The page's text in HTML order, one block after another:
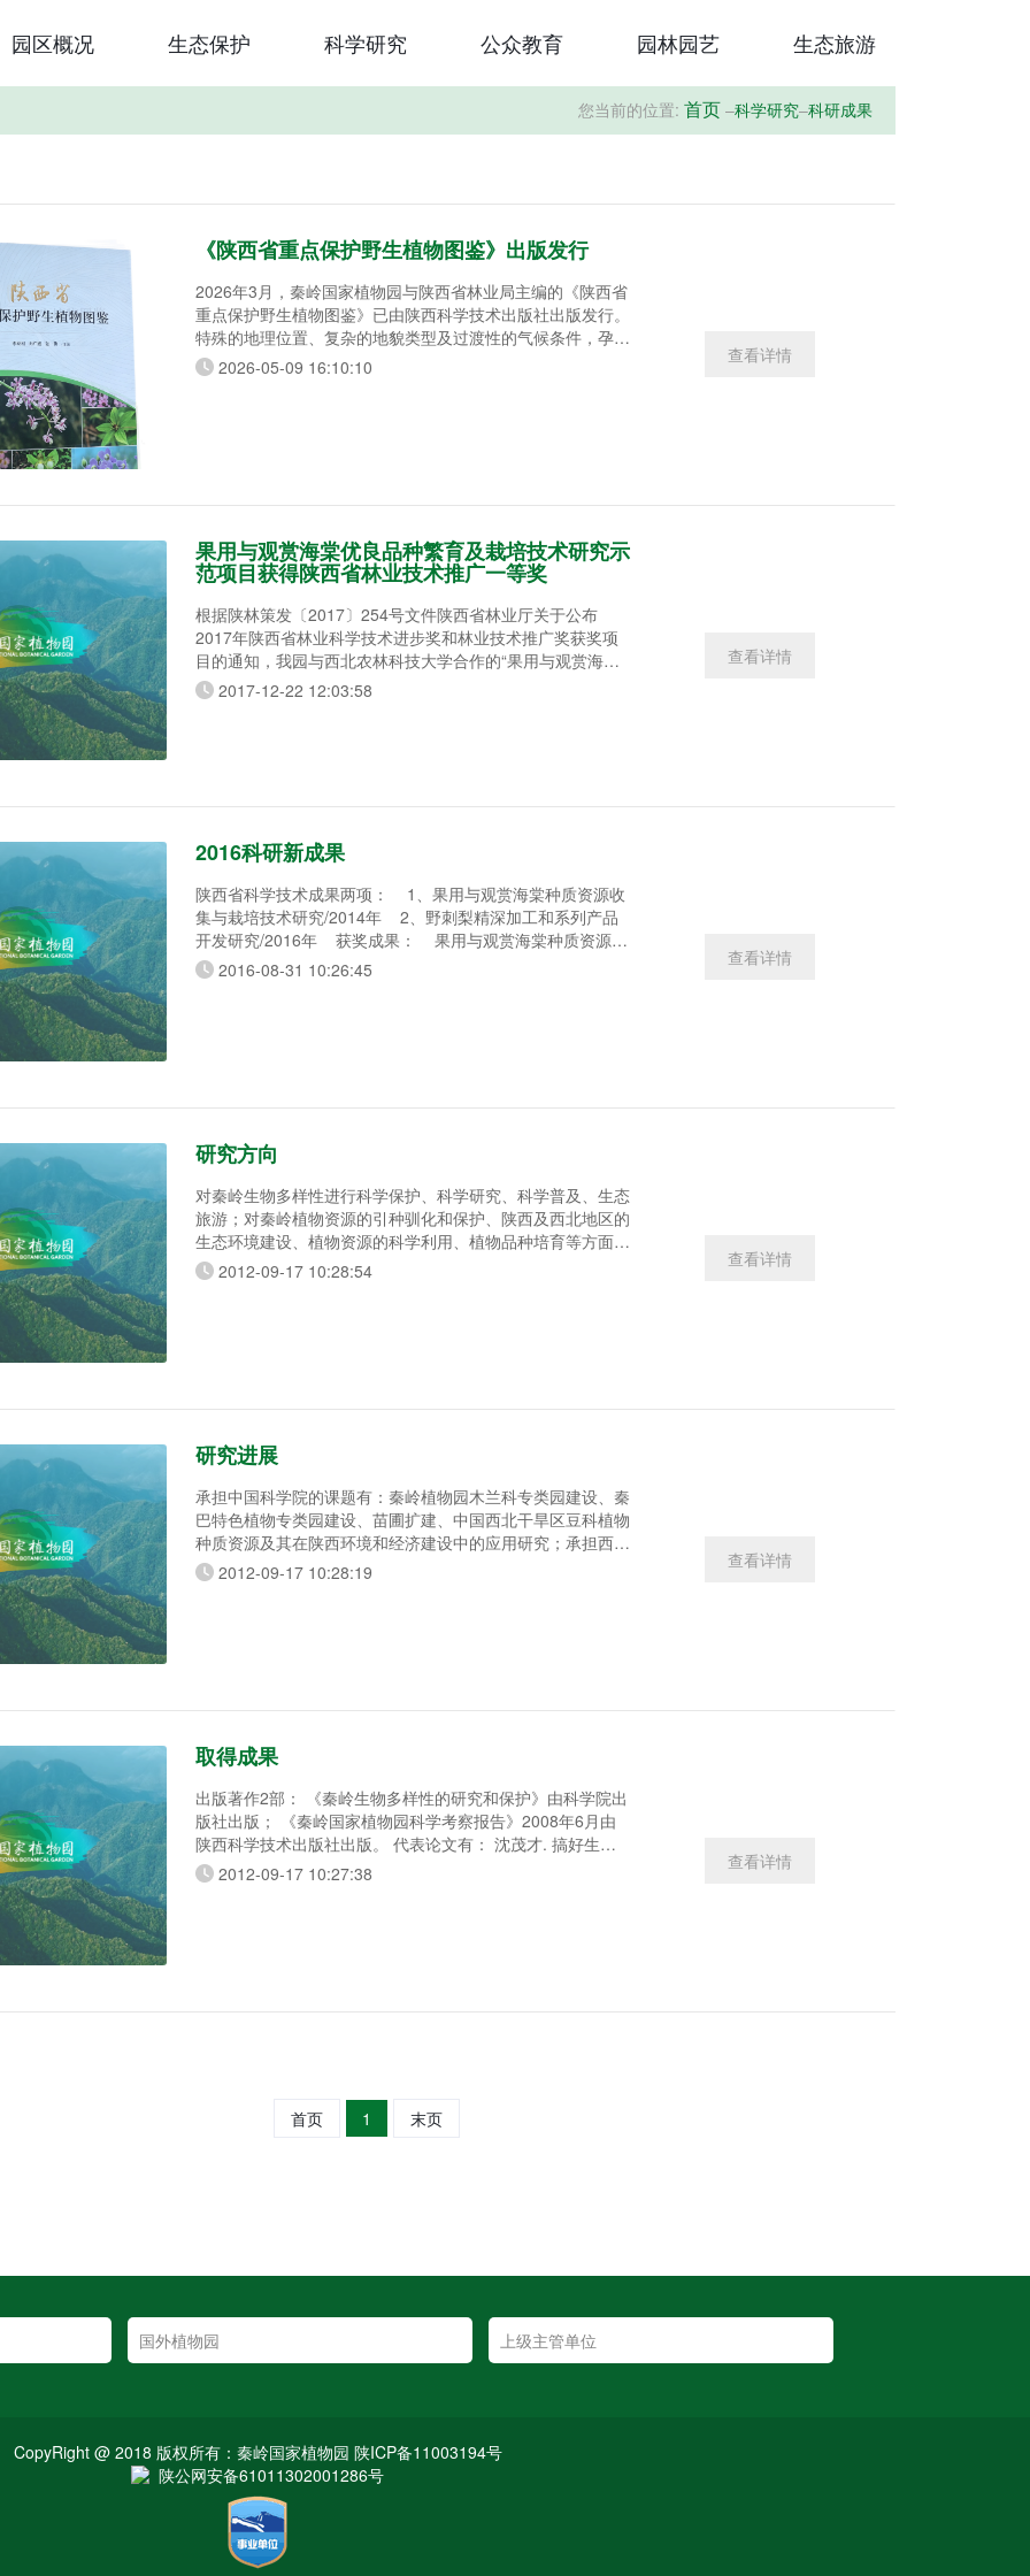
园区概况 生态保护 科学研究 公众教育 园林园艺 生态旅游
您当前的位置: 首页 –科学研究–科研成果
《陕西省重点保护野生植物图鉴》出版发行
2026年3月，秦岭国家植物园与陕西省林业局主编的《陕西省
重点保护野生植物图鉴》已由陕西科学技术出版社出版发行。
特殊的地理位置、复杂的地貌类型及过渡性的气候条件，孕育
了陕西丰富的植物资源——尤其南部的秦巴山区，是南北不同
植物区系成分的交汇与过渡地带，更是我国乃至东亚地区暖温
2026-05-09 16:10:10
查看详情
果用与观赏海棠优良品种繁育及栽培技术研究示
范项目获得陕西省林业技术推广一等奖
根据陕林策发〔2017〕254号文件陕西省林业厅关于公布
2017年陕西省林业科学技术进步奖和林业技术推广奖获奖项
目的通知，我园与西北农林科技大学合作的“果用与观赏海棠
优良品种繁育及栽培技术研究示范”项目喜获陕西省林业技术
推广一等奖。该项目实施过程中，我园通过多种途径，引种和
2017-12-22 12:03:58
查看详情
2016科研新成果
陕西省科学技术成果两项： 1、果用与观赏海棠种质资源收
集与栽培技术研究/2014年 2、野刺梨精深加工和系列产品
开发研究/2016年 获奖成果： 果用与观赏海棠种质资源收
集与栽培技术研究项目荣获陕西林业科学技术进步二等
奖/2015年 2014年以来共申报科研项目14个，2016年新增
2016-08-31 10:26:45
查看详情
研究方向
对秦岭生物多样性进行科学保护、科学研究、科学普及、生态
旅游；对秦岭植物资源的引种驯化和保护、陕西及西北地区的
生态环境建设、植物资源的科学利用、植物品种培育等方面开
展研究。在世界范围内收集与秦岭同纬度植物，为丰富我国植
物种质资源库和可持续开展科学研究利用奠定良好基础。秦岭
2012-09-17 10:28:54
查看详情
研究进展
承担中国科学院的课题有：秦岭植物园木兰科专类园建设、秦
巴特色植物专类园建设、苗圃扩建、中国西北干旱区豆科植物
种质资源及其在陕西环境和经济建设中的应用研究；承担西安
市科学技术局课题有：秦巴山区悬钩子属植物种质资源应用研
究；承担亚洲开发银行4000万美元贷款和500万美元GEF赠
2012-09-17 10:28:19
查看详情
取得成果
出版著作2部： 《秦岭生物多样性的研究和保护》由科学院出
版社出版； 《秦岭国家植物园科学考察报告》2008年6月由
陕西科学技术出版社出版。 代表论文有： 沈茂才. 搞好生物
学研究所面临的几个问题. 科研管理，1990,1:53-55 沈茂才.
建设21世纪知识生态，促进人类持续繁荣. 西北植物学报,
2012-09-17 10:27:38
查看详情
首页 1 末页
CopyRight @ 2018 版权所有：秦岭国家植物园 陕ICP备11003194号
陕公网安备61011302001286号